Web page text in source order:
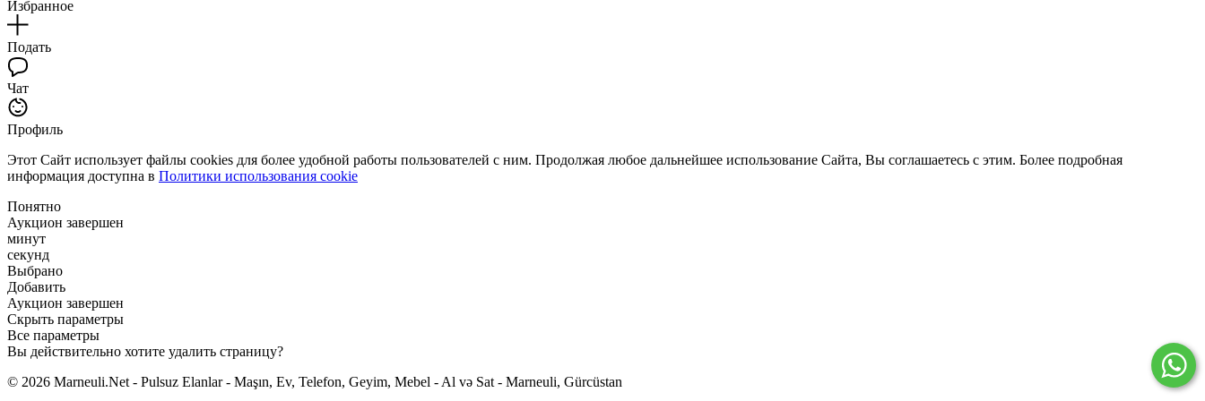
Избранное
Подать
Чат
Профиль
Этот Сайт использует файлы cookies для более удобной работы пользователей с ним. Продолжая любое дальнейшее использование Сайта, Вы соглашаетесь с этим. Более подробная
информация доступна в Политики использования cookie
Понятно
Аукцион завершен
минут
секунд
Выбрано
Добавить
Аукцион завершен
Скрыть параметры
Все параметры
Вы действительно хотите удалить страницу?
© 2026 Marneuli.Net - Pulsuz Elanlar - Maşın, Ev, Telefon, Geyim, Mebel - Al və Sat - Marneuli, Gürcüstan